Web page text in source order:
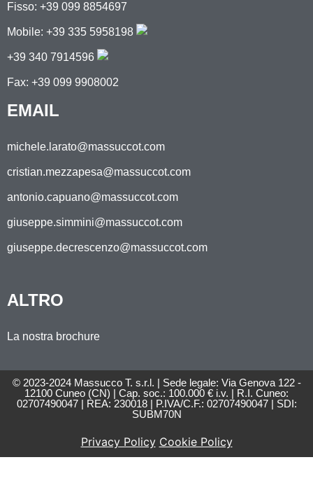
Fisso: +39 099 8854697
Mobile: +39 335 5958198
+39 340 7914596
Fax: +39 099 9908002
EMAIL
michele.larato@massuccot.com
cristian.mezzapesa@massuccot.com
antonio.capuano@massuccot.com
giuseppe.simmini@massuccot.com
giuseppe.decrescenzo@massuccot.com
ALTRO
La nostra brochure
© 2023-2024 Massucco T. s.r.l. | Sede legale: Via Genova 122 -
12100 Cuneo (CN) | Cap. soc.: 100.000 € i.v. | R.I. Cuneo:
02707490047 | REA: 230018 | P.IVA/C.F.: 02707490047 | SDI:
SUBM70N
Privacy Policy Cookie Policy